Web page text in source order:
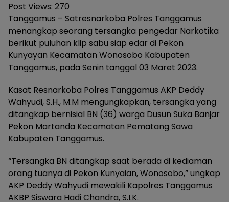
Post Views: 270
Tanggamus – Satresnarkoba Polres Tanggamus
menangkap seorang tersangka pengedar Narkotika
berikut puluhan klip sabu siap edar di Pekon
Kunyayan Kecamatan Wonosobo Kabupaten
Tanggamus, pada Senin tanggal 03 Maret 2023.
Kasat Resnarkoba Polres Tanggamus AKP Deddy
Wahyudi, S.H., M.M mengungkapkan, tersangka yang
ditangkap bernisial BN (36) warga Dusun Suka Banjar
Pekon Martanda Kecamatan Pematang Sawa
Kabupaten Tanggamus.
“Tersangka BN ditangkap saat berada di kediaman
orang tuanya di Pekon Kunyaian, Wonosobo,” ungkap
AKP Deddy Wahyudi mewakili Kapolres Tanggamus
AKBP Siswara Hadi Chandra, S.I.K.